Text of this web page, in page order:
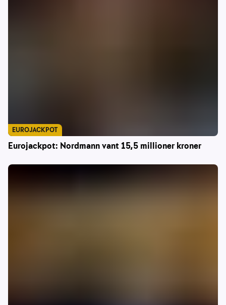
Eurojackpot: Nordmann vant 15,5 millioner kroner
EUROJACKPOT